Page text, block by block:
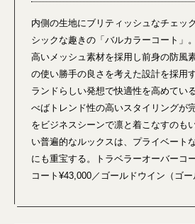
内側の生地にブリティッシュなチェッ
シックな趣きの「バルカラーコート」
高いメッシュ素材を採用し前身の防風
の使い勝手の良さを考えた設計を採用
ランドらしい発想で快適性を高めてい
べばトレンド性の高いスタイリングが
をビジネスシーンで凛と着こなすのも
い普遍的なルックスは、プライベート
にも重宝する。トラベラーオーバーコ
コート¥43,000／ゴールドウイン（ゴー